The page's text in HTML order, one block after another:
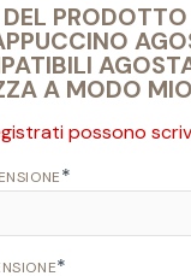
PRODOTTO
A MODO MIO
possono
*
*